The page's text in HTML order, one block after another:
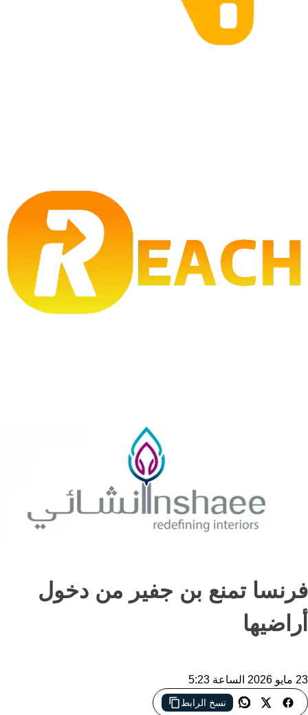
فرنسا تمنع بن جفير من دخول
أراضيها
23 مايو 2026 الساعة 5:23
نسخ الرابط